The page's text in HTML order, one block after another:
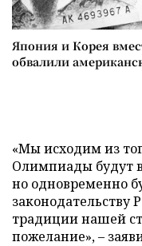
Япония и Корея
обвалили
«Мы исходим из
Олимпиады будут
но одновременно
законодательству
традиции нашей
пожелание», –